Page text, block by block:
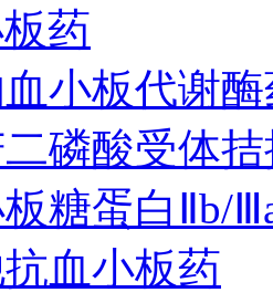
药
小板代谢
磷酸受体
糖蛋白Ⅱb/
血小板药